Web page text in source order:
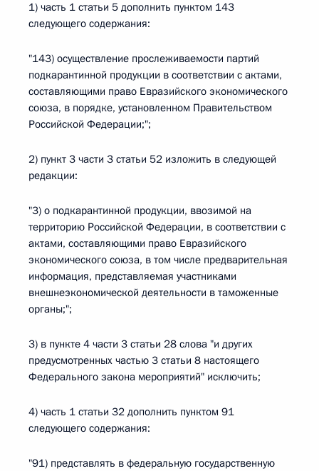
1) часть 1 статьи 5 дополнить пунктом 143
следующего содержания:
"143) осуществление прослеживаемости партий
подкарантинной продукции в соответствии с актами,
составляющими право Евразийского экономического
союза, в порядке, установленном Правительством
Российской Федерации;";
2) пункт 3 части 3 статьи 52 изложить в следующей
редакции:
"3) о подкарантинной продукции, ввозимой на
территорию Российской Федерации, в соответствии с
актами, составляющими право Евразийского
экономического союза, в том числе предварительная
информация, представляемая участниками
внешнеэкономической деятельности в таможенные
органы;";
3) в пункте 4 части 3 статьи 28 слова "и других
предусмотренных частью 3 статьи 8 настоящего
Федерального закона мероприятий" исключить;
4) часть 1 статьи 32 дополнить пунктом 91
следующего содержания:
"91) представлять в федеральную государственную